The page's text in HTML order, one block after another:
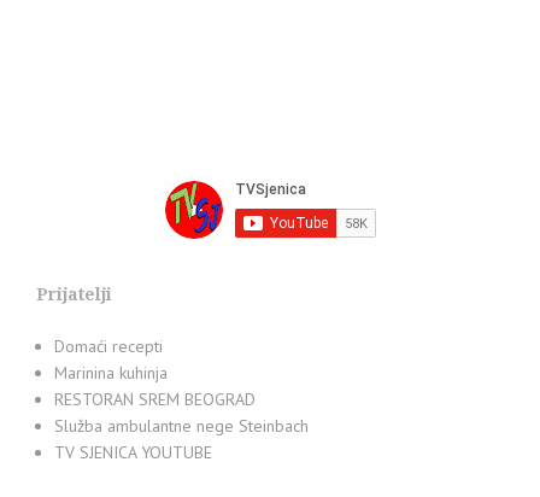
Prijatelji
Domaći recepti
Marinina kuhinja
RESTORAN SREM BEOGRAD
Služba ambulantne nege Steinbach
TV SJENICA YOUTUBE